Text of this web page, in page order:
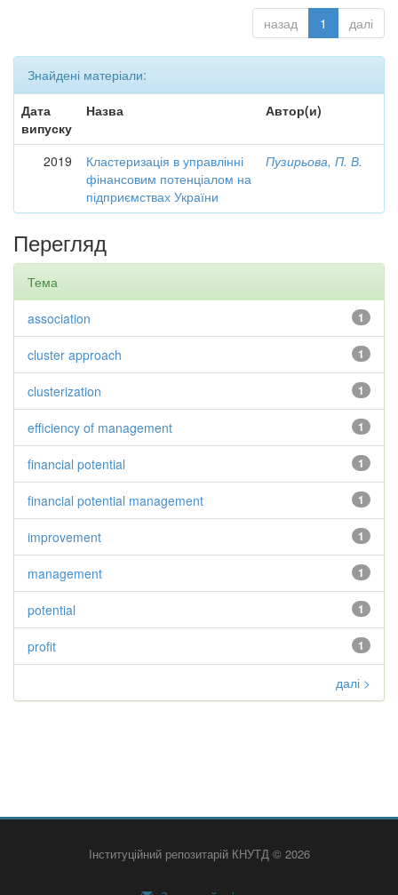
назад 1 далі
Знайдені матеріали:
Дата
випуску
Назва Автор(и)
2019
Кластеризація в управлінні
фінансовим потенціалом на
підприємствах України
Пузирьова, П. В.
Перегляд
Тема
1
association
1
cluster approach
1
clusterization
1
efficiency of management
1
financial potential
1
financial potential management
1
improvement
1
management
1
potential
1
profit
далі >
Інституційний репозитарій КНУТД © 2026